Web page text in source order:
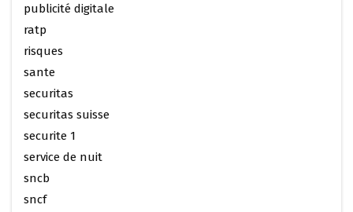
publicité digitale
ratp
risques
sante
securitas
securitas suisse
securite 1
service de nuit
sncb
sncf